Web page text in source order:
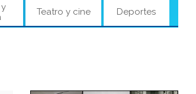
Teatro y cine Deportes